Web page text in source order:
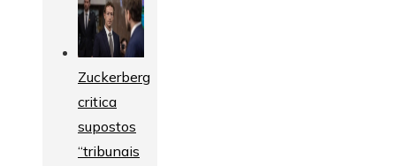
Zuckerberg
critica
supostos
“tribunais